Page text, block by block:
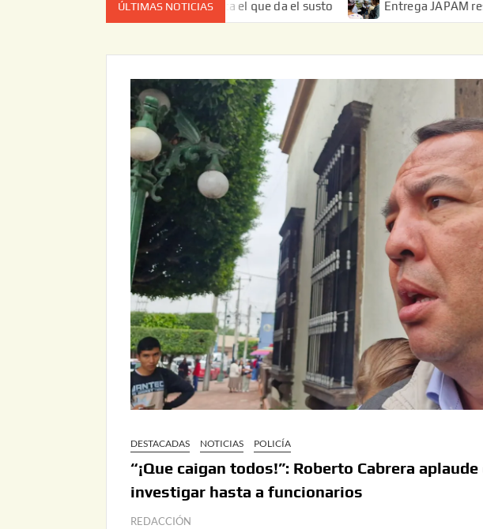
ÚLTIMAS NOTICIAS
no es el estado de cuenta el que da el susto Entrega JAPAM restauración del
DESTACADAS NOTICIAS POLICÍA
“¡Que caigan todos!”: Roberto Cabrera
investigar hasta a funcionarios
REDACCIÓN